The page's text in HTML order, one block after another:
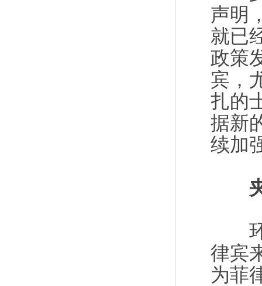
声明
就已
政策
宾，
扎的
据新
续加
环
律宾
为菲